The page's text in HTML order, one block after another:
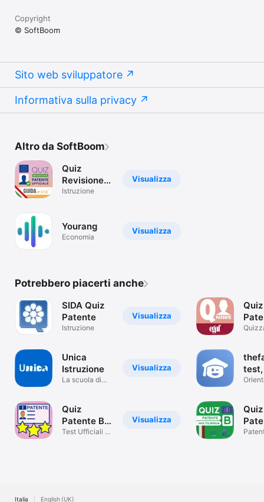
Copyright
© SoftBoom
Sito web sviluppatore
Informativa sulla privacy
Altro da SoftBoom
Visualizza
Quiz
Revisione
Patente
Istruzione
Visualizza
Yourang
Economia
Potrebbero piacerti anche
Visualizza
SIDA Quiz
Patente
Istruzione
Visualizza
Unica
Istruzione
La scuola di
Visualizza
Quiz
Patente B
2026 –
Test Ufficiali e
Quiz
sfide
Quiz
Italia English (UK)